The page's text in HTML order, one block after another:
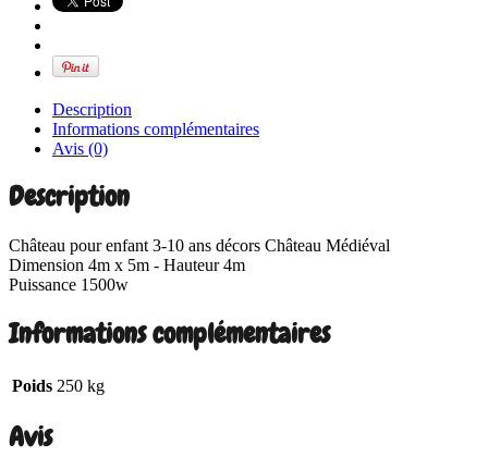
Description
Informations complémentaires
Avis (0)
Description
Château pour enfant 3-10 ans décors Château Médiéval
Dimension 4m x 5m - Hauteur 4m
Puissance 1500w
Informations complémentaires
Poids 250 kg
Avis